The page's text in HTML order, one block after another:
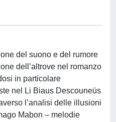
del suono e del rumore
dell’altrove nel romanzo
in particolare
nel Li Biaus Descouneüs
l’analisi delle illusioni
Mabon – melodie